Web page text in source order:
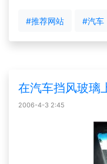
#推荐网站 #汽车
在汽车挡风玻璃
2006-4-3 2:45